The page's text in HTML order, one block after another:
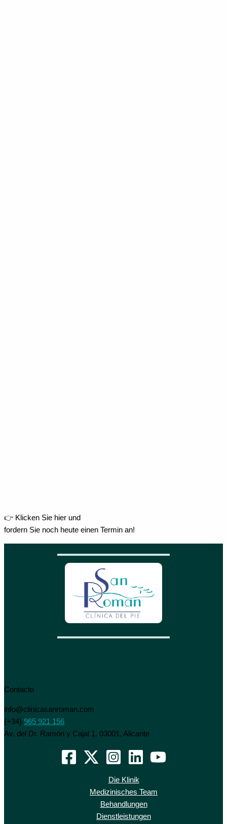
👉 Klicken Sie hier und
fordern Sie noch heute einen Termin an!
Contacto
info@clinicasanroman.com
(+34) 965 921 156
Av. del Dr. Ramón y Cajal 1. 03001, Alicante
Die Klinik
Medizinisches Team
Behandlungen
Dienstleistungen